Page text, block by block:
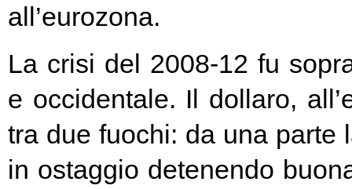
all’eurozona.
La crisi del 2008-12 fu
e occidentale. Il dollaro,
tra due fuochi: da una parte
in ostaggio detenendo